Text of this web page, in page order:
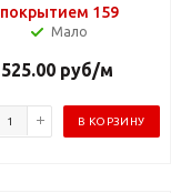
покрытием 159
Мало
525.00руб/м
В КОРЗИНУ